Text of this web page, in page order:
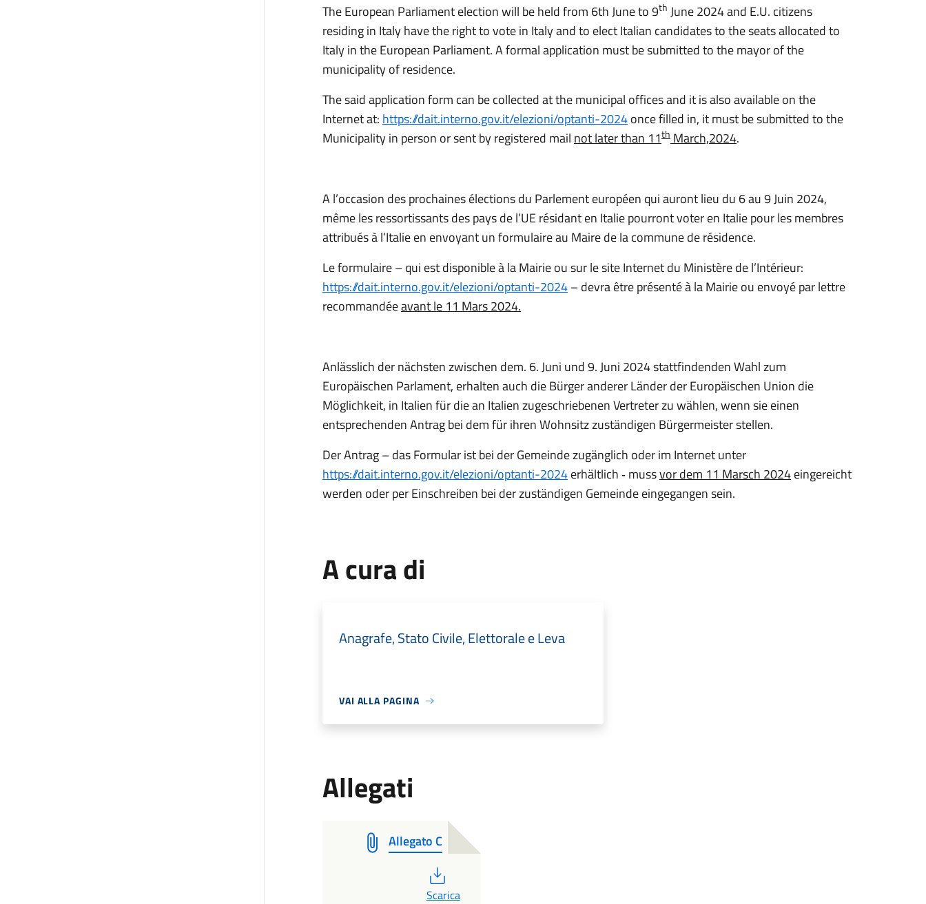
The European Parliament election will be held from 6th June to 9th June 2024 and E.U. citizens
residing in Italy have the right to vote in Italy and to elect Italian candidates to the seats allocated to
Italy in the European Parliament. A formal application must be submitted to the mayor of the
municipality of residence.
The said application form can be collected at the municipal offices and it is also available on the
Internet at: https://dait.interno.gov.it/elezioni/optanti-2024once filled in, it must be submitted to the
Municipality in person or sent by registered mail not later than 11thMarch,2024.
A l’occasion des prochaines élections du Parlement européen qui auront lieu du 6 au 9 Juin 2024,
même les ressortissants des pays de l’UE résidant en Italie pourront voter en Italie pour les membres
attribués à l’Italie en envoyant un formulaire au Maire de la commune de résidence.
Le formulaire – qui est disponible à la Mairie ou sur le site Internet du Ministère de l’Intérieur:
https://dait.interno.gov.it/elezioni/optanti-2024– devra être présenté à la Mairie ou envoyé par lettre
recommandéeavant le 11 Mars 2024.
Anlässlich der nächsten zwischen dem. 6. Juni und 9. Juni 2024 stattfindenden Wahl zum
Europäischen Parlament, erhalten auch die Bürger anderer Länder der Europäischen Union die
Möglichkeit, in Italien für die an Italien zugeschriebenen Vertreter zu wählen, wenn sie einen
entsprechenden Antrag bei dem für ihren Wohnsitz zuständigen Bürgermeister stellen.
Der Antrag – das Formular ist bei der Gemeinde zugänglich oder im Internet unter
https://dait.interno.gov.it/elezioni/optanti-2024erhältlich ‐ mussvor dem 11 Marsch 2024eingereicht
werden oder per Einschreiben bei der zuständigen Gemeinde eingegangen sein.
A cura di
Anagrafe, Stato Civile, Elettorale e Leva
VAI ALLA PAGINA
Allegati
Allegato C
PDF
Scarica